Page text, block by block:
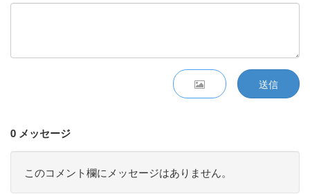
送信
0 メッセージ
このコメント欄にメッセージはありません。